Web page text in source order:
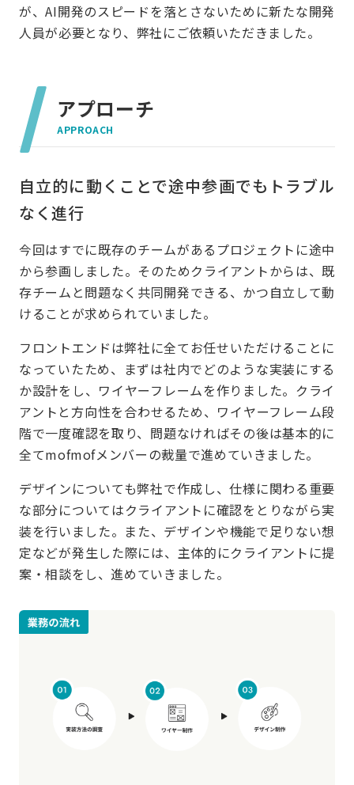
が、AI開発のスピードを落とさないために新たな開発
人員が必要となり、弊社にご依頼いただきました。
アプローチ
APPROACH
自立的に動くことで途中参画でもトラブル
なく進行
今回はすでに既存のチームがあるプロジェクトに途中
から参画しました。そのためクライアントからは、既
存チームと問題なく共同開発できる、かつ自立して動
けることが求められていました。
フロントエンドは弊社に全てお任せいただけることに
なっていたため、まずは社内でどのような実装にする
か設計をし、ワイヤーフレームを作りました。クライ
アントと方向性を合わせるため、ワイヤーフレーム段
階で一度確認を取り、問題なければその後は基本的に
全てmofmofメンバーの裁量で進めていきました。
デザインについても弊社で作成し、仕様に関わる重要
な部分についてはクライアントに確認をとりながら実
装を行いました。また、デザインや機能で足りない想
定などが発生した際には、主体的にクライアントに提
案・相談をし、進めていきました。